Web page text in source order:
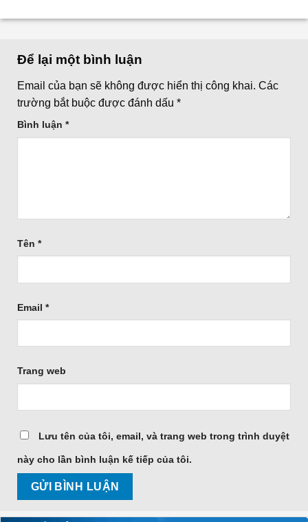
Để lại một bình luận
Email của bạn sẽ không được hiển thị công khai. Các
trường bắt buộc được đánh dấu *
Bình luận *
Tên *
Email *
Trang web
Lưu tên của tôi, email, và trang web trong trình duyệt
này cho lần bình luận kế tiếp của tôi.